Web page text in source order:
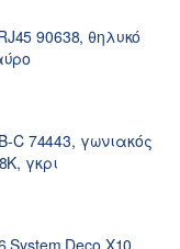
90638, θηλυκό
C 74443, γωνιακός
γκρι
System Deco X10,